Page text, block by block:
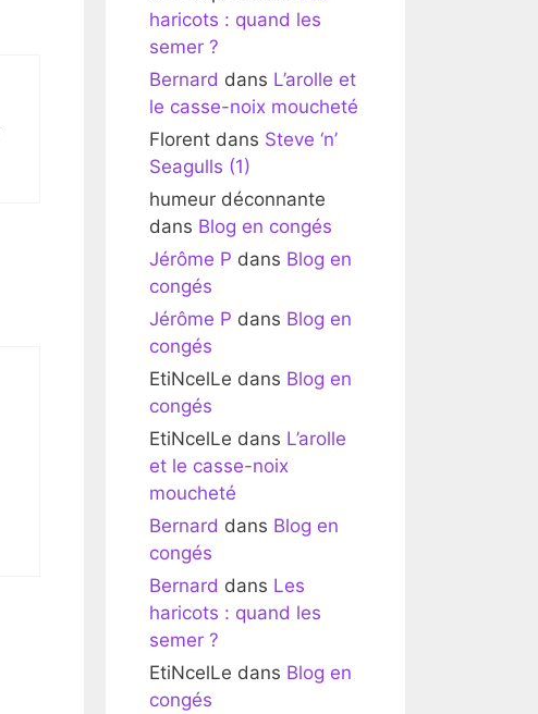
haricots : quand les
semer ?
Bernard dans L’arolle et
le casse-noix moucheté
Florent dans Steve ‘n’
Seagulls (1)
humeur déconnante
dans Blog en congés
Jérôme P dans Blog en
congés
Jérôme P dans Blog en
congés
EtiNcelLe dans Blog en
congés
EtiNcelLe dans L’arolle
et le casse-noix
moucheté
Bernard dans Blog en
congés
Bernard dans Les
haricots : quand les
semer ?
EtiNcelLe dans Blog en
congés